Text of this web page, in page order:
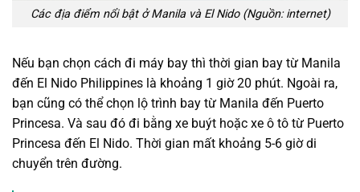
Các địa điểm nổi bật ở Manila và El Nido (Nguồn: internet)
Nếu bạn chọn cách đi máy bay thì thời gian bay từ Manila
đến El Nido Philippines là khoảng 1 giờ 20 phút. Ngoài ra,
bạn cũng có thể chọn lộ trình bay từ Manila đến Puerto
Princesa. Và sau đó đi bằng xe buýt hoặc xe ô tô từ Puerto
Princesa đến El Nido. Thời gian mất khoảng 5-6 giờ di
chuyển trên đường.